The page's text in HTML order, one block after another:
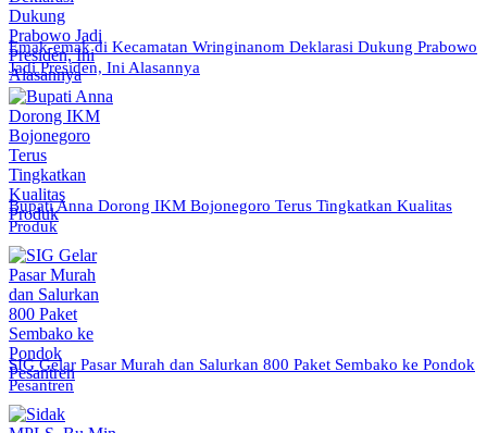
Emak-emak di Kecamatan Wringinanom Deklarasi Dukung Prabowo
Jadi Presiden, Ini Alasannya
Bupati Anna Dorong IKM Bojonegoro Terus Tingkatkan Kualitas
Produk
SIG Gelar Pasar Murah dan Salurkan 800 Paket Sembako ke Pondok
Pesantren